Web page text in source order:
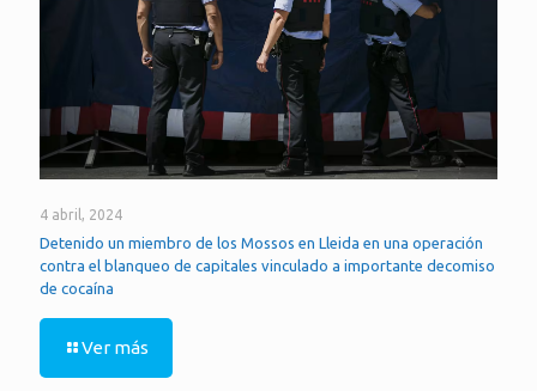
4 abril, 2024
Detenido un miembro de los Mossos en Lleida en una operación
contra el blanqueo de capitales vinculado a importante decomiso
de cocaína
Ver más